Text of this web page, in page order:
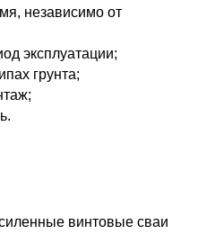
независимо от
эксплуатации;
грунта;
винтовые сваи